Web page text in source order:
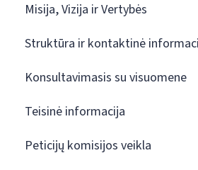
Misija, Vizija ir Vertybės
Struktūra ir kontaktinė
Konsultavimasis su visuomene
Teisinė informacija
Peticijų komisijos veikla